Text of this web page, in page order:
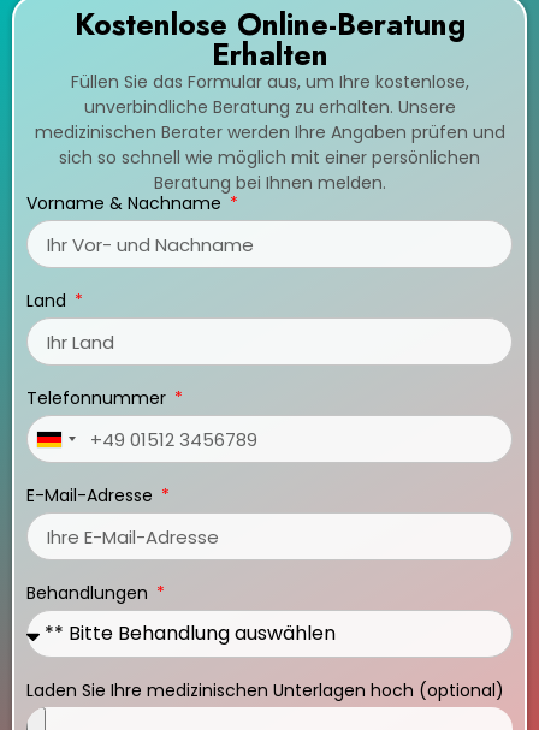
Kostenlose Online-Beratung
Erhalten
Füllen Sie das Formular aus, um Ihre kostenlose,
unverbindliche Beratung zu erhalten. Unsere
medizinischen Berater werden Ihre Angaben prüfen und
sich so schnell wie möglich mit einer persönlichen
Beratung bei Ihnen melden.
Vorname & Nachname
Land
Telefonnummer
Germany
E-Mail-Adresse
Behandlungen
Laden Sie Ihre medizinischen Unterlagen hoch (optional)